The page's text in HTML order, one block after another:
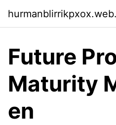
Future
Maturity
en